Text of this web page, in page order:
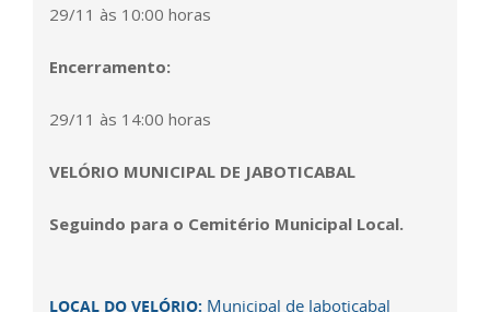
29/11 às 10:00 horas
Encerramento:
29/11 às 14:00 horas
VELÓRIO MUNICIPAL DE JABOTICABAL
Seguindo para o Cemitério Municipal Local.
LOCAL DO VELÓRIO: Municipal de Jaboticabal